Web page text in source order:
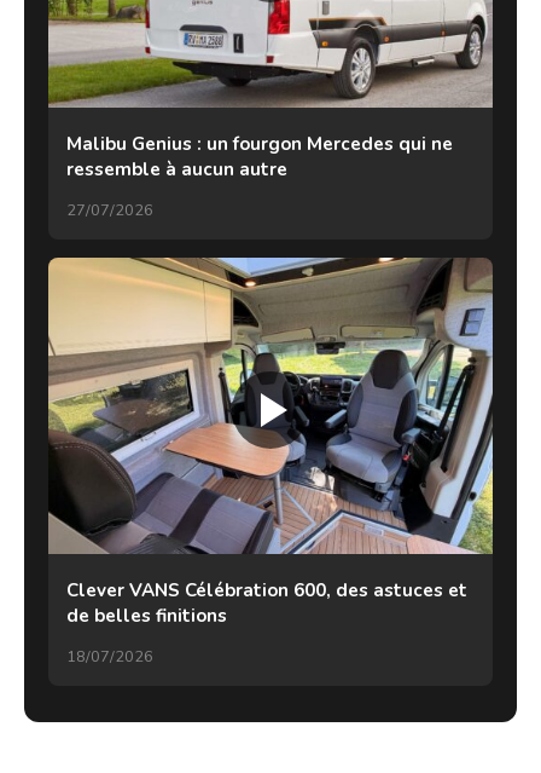
Malibu Genius : un fourgon Mercedes qui ne
ressemble à aucun autre
27/07/2026
Clever VANS Célébration 600, des astuces et
de belles finitions
18/07/2026